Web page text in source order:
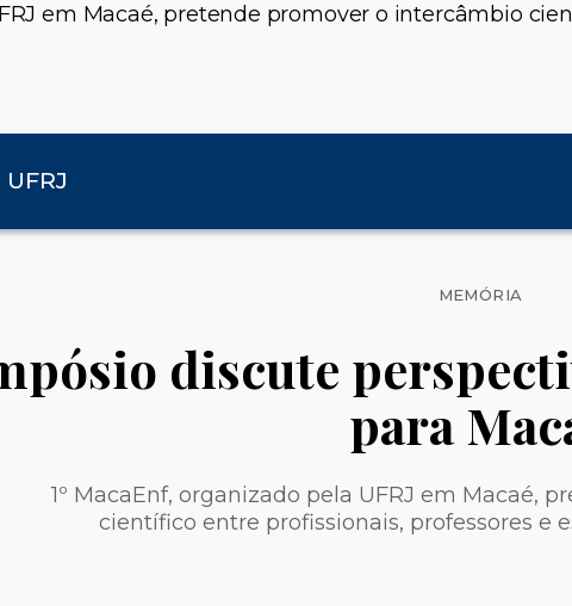
em Macaé, pretende promover o intercâmbio
UFRJ
MEMÓRIA
discute
para
1º MacaEnf, organizado pela UFRJ em Macaé,
científico entre profissionais, professores e